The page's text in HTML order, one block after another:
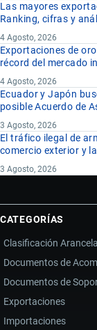
Las mayores
Ranking, cifras y
4 Agosto, 2026
Exportaciones de
récord del mercado
4 Agosto, 2026
Ecuador y Japón
posible Acuerdo de
3 Agosto, 2026
El tráfico ilegal de
comercio exterior y
3 Agosto, 2026
CATEGORÍAS
Clasificación
Documentos de
Documentos de
Exportaciones
Importaciones